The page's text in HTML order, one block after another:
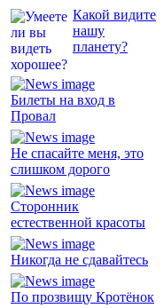
Какой видите
нашу
планету?
Билеты на вход в
Провал
Не спасайте меня, это
слишком дорого
Сторонник
естественной красоты
Никогда не сдавайтесь
По прозвищу Кротёнок